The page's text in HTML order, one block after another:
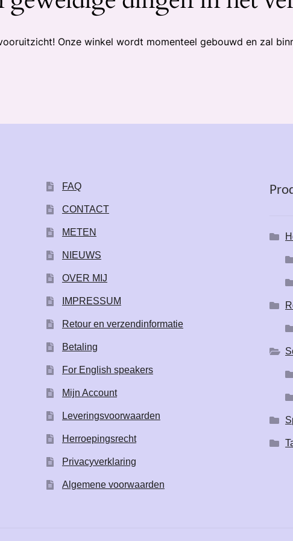
Onze winkel wordt momenteel gebouwd en zal
FAQ
CONTACT
METEN
NIEUWS
OVER MIJ
IMPRESSUM
Retour en verzendinformatie
Betaling
For English speakers
Mijn Account
Leveringsvoorwaarden
Herroepingsrecht
Privacyverklaring
Algemene voorwaarden